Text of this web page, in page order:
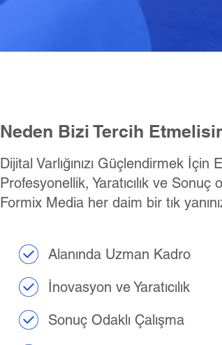
Neden Bizi Tercih
Dijital Varlığınızı Güçlendirmek İçin
Profesyonellik, Yaratıcılık ve Sonuç
Formix Media her daim bir tık
Alanında Uzman Kadro
İnovasyon ve Yaratıcılık
Sonuç Odaklı Çalışma